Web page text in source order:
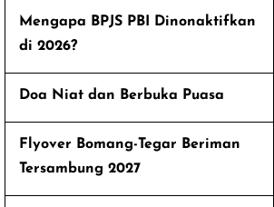
Mengapa BPJS PBI Dinonaktifkan
di 2026?
Doa Niat dan Berbuka Puasa
Flyover Bomang-Tegar Beriman
Tersambung 2027